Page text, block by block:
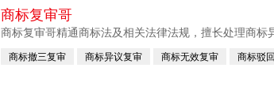
商标复审哥
商标复审哥精通商标法及相关法律法规，擅长处理商标
商标撤三复审 商标异议复审 商标无效复审 商标驳